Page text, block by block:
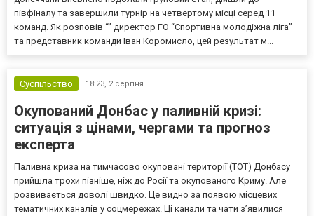
півфіналу та завершили турнір на четвертому місці серед 11
команд. Як розповів “” директор ГО “Спортивна молодіжна ліга”
та представник команди Іван Коромисло, цей результат м...
Суспільство 18:23, 2 серпня
Окупований Донбас у паливній кризі:
ситуація з цінами, чергами та прогноз
експерта
Паливна криза на тимчасово окуповані території (ТОТ) Донбасу
прийшла трохи пізніше, ніж до Росії та окупованого Криму. Але
розвивається доволі швидко. Це видно за появою місцевих
тематичних каналів у соцмережах. Ці канали та чати з’явилися